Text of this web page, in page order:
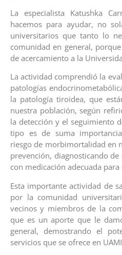
La especialista Katushka
hacemos para ayudar, no
universitarios que tanto lo
comunidad en general,
de acercamiento a la
La actividad comprendió la
patologías
la patología tiroidea, que
nuestra población, según
la detección y el seguimiento
tipo es de suma
riesgo de morbimortalidad en
prevención, diagnosticando
con medicación adecuada para
Esta importante actividad de
por la comunidad
vecinos y miembros de la
que es un aporte que le
general, demostrando el
servicios que se ofrece en